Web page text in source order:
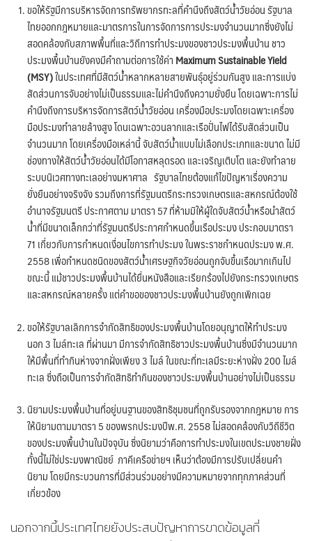
ขอให้รัฐมีการบริหารจัดการทรัพยากรทะลที่คำนึงถึงสัตว์น้ำวัยอ่อน รัฐบาล
ไทยออกกฎหมายและมาตรการในการจัดการการประมงจำนวนมากซึ่งยังไม่
สอดคล้องกับสภาพพื้นที่และวิถีการทำประมงของชาวประมงพื้นบ้าน ชาว
ประมงพื้นบ้านยังคงมีคำถามต่อการใช้ค่า Maximum Sustainable Yield
(MSY)ในประเทศที่มีสัตว์น้ำหลากหลายสายพันธุ์อยู่ร่วมกันสูง และการแบ่ง
สัดส่วนการจับอย่างไม่เป็นธรรมและไม่คำนึงถึงความยั่งยืน โดยเฉพาะการไม่
คำนึงถึงการบริหารจัดการสัตว์น้ำวัยอ่อน เครื่องมือประมงโดยเฉพาะเครื่อง
มือประมงทำลายล้างสูง โดนเฉพาะอวนลากและเรือปั่นไฟได้รับสัดส่วนเป็น
จำนวนมาก โดยเครื่องมือเหล่านี้ จับสัตว์น้ำแบบไม่เลือกประเภทและขนาด ไม่มี
ช่องทางให้สัตว์น้ำวัยอ่อนได้มีโอกาสหลุดรอด และเจริญเติบโต และยังทำลาย
ระบบนิเวศทางทะเลอย่างมหาศาล รัฐบาลไทยต้องแก้ไขปัญหาเรื่องความ
ยั่งยืนอย่างจริงจัง รวมถึงการที่รัฐมนตรีกระทรวงเกษตรและสหกรณ์ต้องใช้
อำนาจรัฐมนตรี ประกาศตาม มาตรา 57 ที่ห้ามมิให้ผู้ใดจับสัตว์นํ้าหรือนำสัตว์
นํ้าที่มีขนาดเล็กกว่าที่รัฐมนตรีประกาศกำหนดขึ้นเรือประมง ประกอบมาตรา
71 เกี่ยวกับการกำหนดเงื่อนไขการทำประมง ในพระราชกำหนดประมง พ.ศ.
2558 เพื่อกำหนดชนิดของสัตว์น้ำเศรษฐกิจวัยอ่อนถูกจับขึ้นเรือมากเกินไป
ขณะนี้ แม้ชาวประมงพื้นบ้านได้ยื่นหนังสือและเรียกร้องไปยังกระทรวงเกษตร
และสหกรณ์หลายครั้ง แต่คำขอของชาวประมงพื้นบ้านยังถูกเพิกเฉย
ขอให้รัฐบาลเลิกการจำกัดสิทธิของประมงพื้นบ้านโดยอนุญาตให้ทำประมง
นอก 3 ไมล์ทะเล ที่ผ่านมา มีการจำกัดสิทธิชาวประมงพื้นบ้านซึ่งมีจำนวนมาก
ให้มีพื้นที่ทำกินห่างจากฝั่งเพียง 3 ไมล์ ในขณะที่ทะเลมีระยะห่างฝั่ง 200 ไมล์
ทะเล ซึ่งถือเป็นการจำกัดสิทธิทำกินของชาวประมงพื้นบ้านอย่างไม่เป็นธรรม
นิยามประมงพื้นบ้านที่อยู่บนฐานของสิทธิชุมชนที่ถูกรับรองจากกฎหมาย การ
ให้นิยามตามมาตรา 5 ของพรกประมงปีพ.ศ. 2558 ไม่สอดคล้องกับวิถีชีวิต
ของประมงพื้นบ้านในปัจจุบัน ซึ่งนิยามว่าคือการทำประมงในเขตประมงชายฝั่ง
ทั้งนี้ไม่ใช่ประมงพาณิชย์ ภาคีเครือข่ายฯ เห็นว่าต้องมีการปรับเปลี่ยนคำ
นิยาม โดยมีกระบวนการที่มีส่วนร่วมอย่างมีความหมายจากทุกภาคส่วนที่
เกี่ยวข้อง
นอกจากนี้ประเทศไทยยังประสบปัญหาการขาดข้อมูลที่